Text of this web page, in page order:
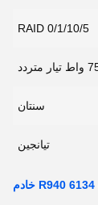
RAID 0/1/10/5
سنتان
تيانجين